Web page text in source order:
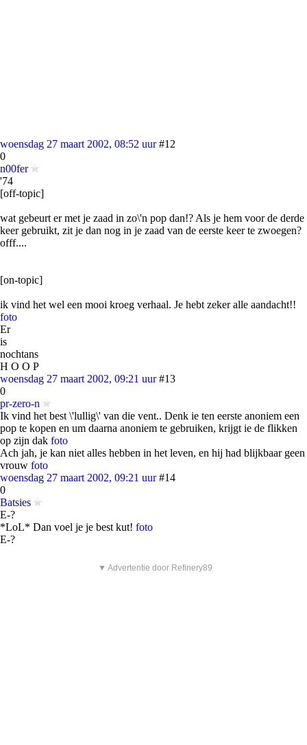
woensdag 27 maart 2002, 08:52 uur #12
0
n00fer
'74
[off-topic]
wat gebeurt er met je zaad in zo\'n pop dan!? Als je hem voor de derde
keer gebruikt, zit je dan nog in je zaad van de eerste keer te zwoegen?
offf....
[on-topic]
ik vind het wel een mooi kroeg verhaal. Je hebt zeker alle aandacht!!
foto
Er
is
nochtans
H O O P
woensdag 27 maart 2002, 09:21 uur #13
0
pr-zero-n
Ik vind het best \'lullig\' van die vent.. Denk ie ten eerste anoniem een
pop te kopen en um daarna anoniem te gebruiken, krijgt ie de flikken
op zijn dak foto
Ach jah, je kan niet alles hebben in het leven, en hij had blijkbaar geen
vrouw foto
woensdag 27 maart 2002, 09:21 uur #14
0
Batsies
E-?
*LoL* Dan voel je je best kut! foto
E-?
▼ Advertentie door Refinery89